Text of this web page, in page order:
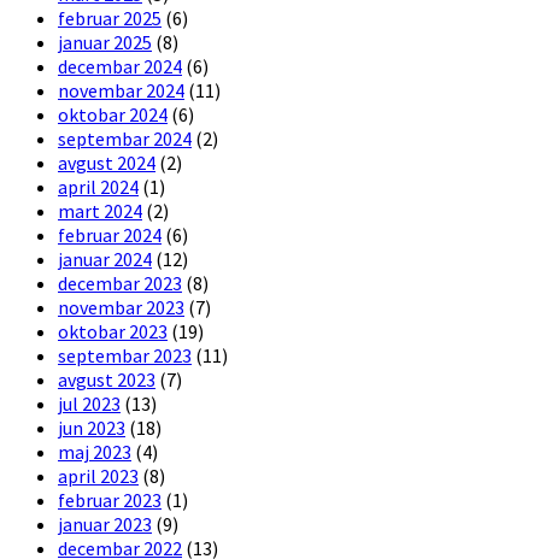
februar 2025 (6)
januar 2025 (8)
decembar 2024 (6)
novembar 2024 (11)
oktobar 2024 (6)
septembar 2024 (2)
avgust 2024 (2)
april 2024 (1)
mart 2024 (2)
februar 2024 (6)
januar 2024 (12)
decembar 2023 (8)
novembar 2023 (7)
oktobar 2023 (19)
septembar 2023 (11)
avgust 2023 (7)
jul 2023 (13)
jun 2023 (18)
maj 2023 (4)
april 2023 (8)
februar 2023 (1)
januar 2023 (9)
decembar 2022 (13)